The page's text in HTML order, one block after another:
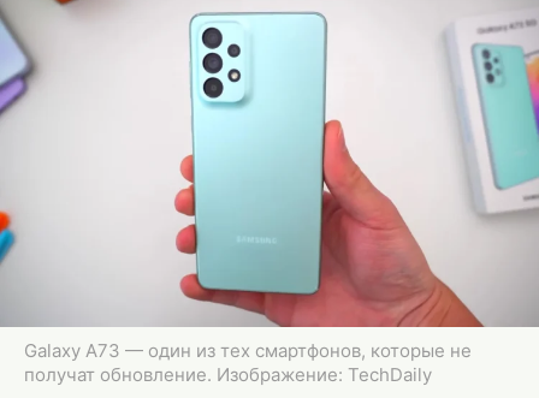
Galaxy A73 — один из тех смартфонов, которые не
получат обновление. Изображение: TechDaily